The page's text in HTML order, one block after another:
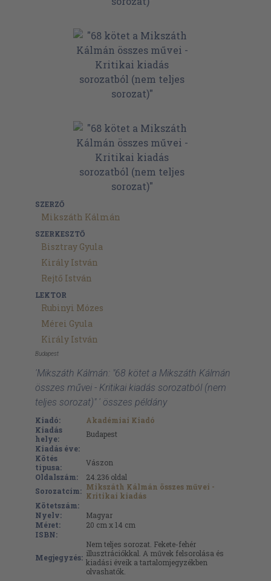
SZERZŐ
Mikszáth Kálmán
SZERKESZTŐ
Bisztray Gyula
Király István
Rejtő István
LEKTOR
Rubinyi Mózes
Mérei Gyula
Király István
Budapest
'Mikszáth Kálmán: "68 kötet a Mikszáth Kálmán
összes művei - Kritikai kiadás sorozatból (nem
teljes sorozat)" ' összes példány
Kiadó:
Akadémiai Kiadó
Kiadás
helye:
Budapest
Kiadás éve:
Kötés
típusa:
Vászon
Oldalszám:
24.236 oldal
Sorozatcím: Mikszáth Kálmán összes művei -
Kritikai kiadás
Kötetszám:
Nyelv:
Magyar
Méret:
20 cm x 14 cm
ISBN:
Megjegyzés:
Nem teljes sorozat. Fekete-fehér
illusztrációkkal. A művek felsorolása és
kiadási éveik a tartalomjegyzékben
olvashatók.